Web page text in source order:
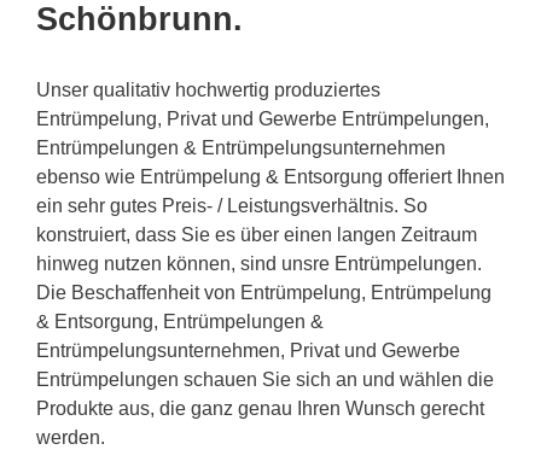
Schönbrunn.
Unser qualitativ hochwertig produziertes
Entrümpelung, Privat und Gewerbe Entrümpelungen,
Entrümpelungen & Entrümpelungsunternehmen
ebenso wie Entrümpelung & Entsorgung offeriert Ihnen
ein sehr gutes Preis- / Leistungsverhältnis. So
konstruiert, dass Sie es über einen langen Zeitraum
hinweg nutzen können, sind unsre Entrümpelungen.
Die Beschaffenheit von Entrümpelung, Entrümpelung
& Entsorgung, Entrümpelungen &
Entrümpelungsunternehmen, Privat und Gewerbe
Entrümpelungen schauen Sie sich an und wählen die
Produkte aus, die ganz genau Ihren Wunsch gerecht
werden.